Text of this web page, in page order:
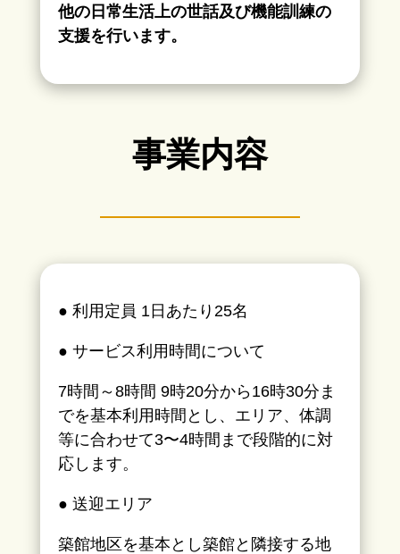
他の日常生活上の世話及び機能訓練の
支援を行います。
事業内容
● 利用定員 1日あたり25名
● サービス利用時間について
7時間～8時間 9時20分から16時30分ま
でを基本利用時間とし、エリア、体調
等に合わせて3〜4時間まで段階的に対
応します。
● 送迎エリア
築館地区を基本とし築館と隣接する地